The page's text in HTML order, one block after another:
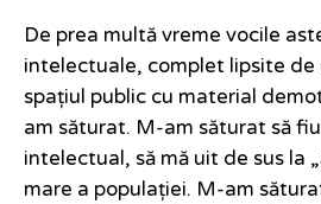
De prea multă vreme vocile
intelectuale, complet lipsite
spațiul public cu material
am săturat. M-am săturat să
intelectual, să mă uit de sus la
mare a populației. M-am